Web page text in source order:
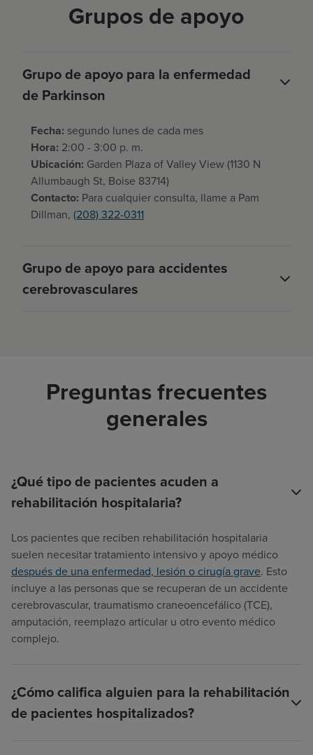
Grupos de apoyo
Grupo de apoyo para la enfermedad
de Parkinson
Fecha: segundo lunes de cada mes
Hora: 2:00 - 3:00 p. m.
Ubicación: Garden Plaza of Valley View (1130 N
Allumbaugh St, Boise 83714)
Contacto: Para cualquier consulta, llame a Pam
Dillman, (208) 322-0311
Grupo de apoyo para accidentes
cerebrovasculares
Preguntas frecuentes
generales
¿Qué tipo de pacientes acuden a
rehabilitación hospitalaria?
Los pacientes que reciben rehabilitación hospitalaria
suelen necesitar tratamiento intensivo y apoyo médico
después de una enfermedad, lesión o cirugía grave. Esto
incluye a las personas que se recuperan de un accidente
cerebrovascular, traumatismo craneoencefálico (TCE),
amputación, reemplazo articular u otro evento médico
complejo.
¿Cómo califica alguien para la rehabilitación
de pacientes hospitalizados?